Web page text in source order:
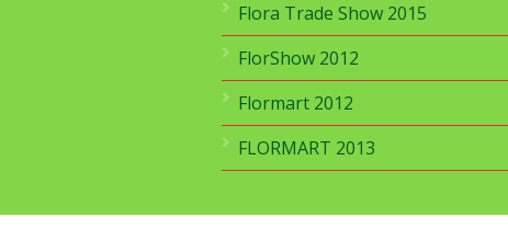
Flora Trade Show 2015
FlorShow 2012
Flormart 2012
FLORMART 2013